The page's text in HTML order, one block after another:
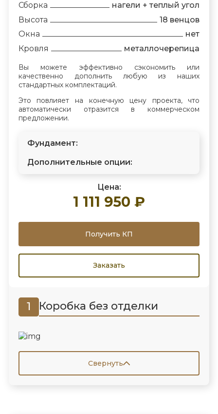
1 Коробка без отделки
Свернуть
Сборка
нагели + теплый угол
Высота
18 венцов
Окна
нет
Кровля
металлочерепица
Вы можете эффективно сэкономить или
качественно дополнить любую из наших
стандартных комплектаций.
Это повлияет на конечную цену проекта, что
автоматически отразится в коммерческом
предложении.
Фундамент:
Дополнительные опции:
Цена:
1 111 950 ₽
Получить КП
Заказать